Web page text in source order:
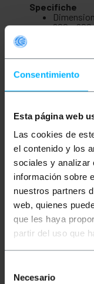
Consentimiento
Esta página web
Las cookies de
el contenido y los
sociales y analizar
información sobre
nuestros partners
web, quienes
que les haya
partir del uso que
Necesario
Specifiche
600 x 600
Scatola
fornita
porta per
acqua.
Misure e pesi
Numero di